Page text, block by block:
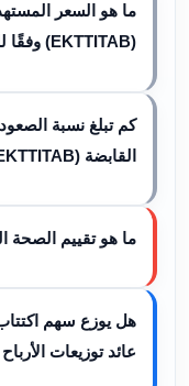
ما هو السعر
(EKTTITAB) وفقًا للمحللين؟
كم تبلغ نسبة
القابضة (EKTTITAB) بحسب المحللين؟
ما هو تقييم الصحة
عائد توزيعات